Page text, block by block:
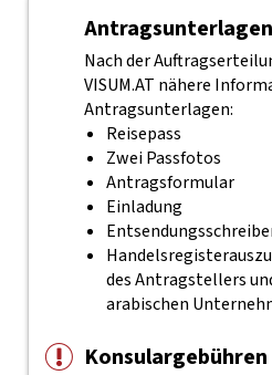
Antragsunterlagen
Nach der
VISUM.AT nähere
Antragsunterlagen:
Reisepass
Zwei Passfotos
Antragsformular
Einladung
des Antragstellers
arabischen
Konsulargebühren